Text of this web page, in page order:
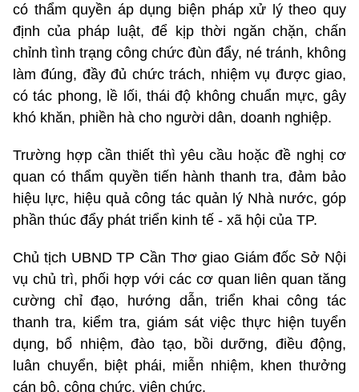
có thẩm quyền áp dụng biện pháp xử lý theo quy
định của pháp luật, để kịp thời ngăn chặn, chấn
chỉnh tình trạng công chức đùn đẩy, né tránh, không
làm đúng, đầy đủ chức trách, nhiệm vụ được giao,
có tác phong, lề lối, thái độ không chuẩn mực, gây
khó khăn, phiền hà cho người dân, doanh nghiệp.
Trường hợp cần thiết thì yêu cầu hoặc đề nghị cơ
quan có thẩm quyền tiến hành thanh tra, đảm bảo
hiệu lực, hiệu quả công tác quản lý Nhà nước, góp
phần thúc đẩy phát triển kinh tế - xã hội của TP.
Chủ tịch UBND TP Cần Thơ giao Giám đốc Sở Nội
vụ chủ trì, phối hợp với các cơ quan liên quan tăng
cường chỉ đạo, hướng dẫn, triển khai công tác
thanh tra, kiểm tra, giám sát việc thực hiện tuyển
dụng, bổ nhiệm, đào tạo, bồi dưỡng, điều động,
luân chuyển, biệt phái, miễn nhiệm, khen thưởng
cán bộ, công chức, viên chức.